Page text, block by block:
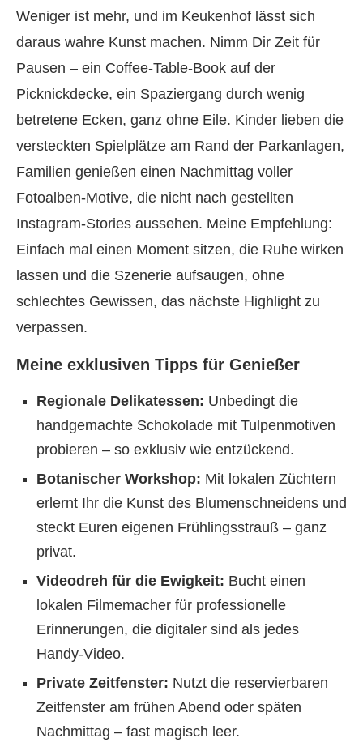
Weniger ist mehr, und im Keukenhof lässt sich
daraus wahre Kunst machen. Nimm Dir Zeit für
Pausen – ein Coffee-Table-Book auf der
Picknickdecke, ein Spaziergang durch wenig
betretene Ecken, ganz ohne Eile. Kinder lieben die
versteckten Spielplätze am Rand der Parkanlagen,
Familien genießen einen Nachmittag voller
Fotoalben-Motive, die nicht nach gestellten
Instagram-Stories aussehen. Meine Empfehlung:
Einfach mal einen Moment sitzen, die Ruhe wirken
lassen und die Szenerie aufsaugen, ohne
schlechtes Gewissen, das nächste Highlight zu
verpassen.
Meine exklusiven Tipps für Genießer
Regionale Delikatessen: Unbedingt die
handgemachte Schokolade mit Tulpenmotiven
probieren – so exklusiv wie entzückend.
Botanischer Workshop: Mit lokalen Züchtern
erlernt Ihr die Kunst des Blumenschneidens und
steckt Euren eigenen Frühlingsstrauß – ganz
privat.
Videodreh für die Ewigkeit: Bucht einen
lokalen Filmemacher für professionelle
Erinnerungen, die digitaler sind als jedes
Handy-Video.
Private Zeitfenster: Nutzt die reservierbaren
Zeitfenster am frühen Abend oder späten
Nachmittag – fast magisch leer.